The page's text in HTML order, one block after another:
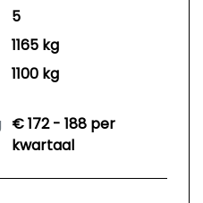
5
1165 kg
1100 kg
€ 172 - 188 per
kwartaal